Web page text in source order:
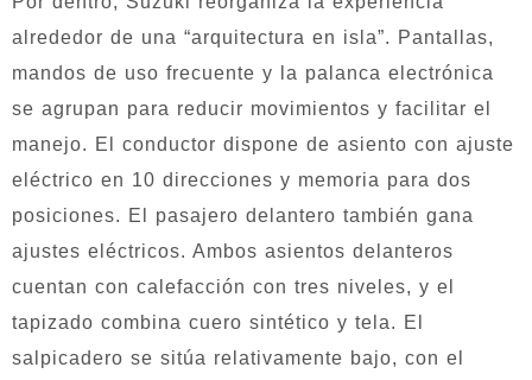
alrededor de una “arquitectura en isla”. Pantallas,
mandos de uso frecuente y la palanca electrónica
se agrupan para reducir movimientos y facilitar el
manejo. El conductor dispone de asiento con ajuste
eléctrico en 10 direcciones y memoria para dos
posiciones. El pasajero delantero también gana
ajustes eléctricos. Ambos asientos delanteros
cuentan con calefacción con tres niveles, y el
tapizado combina cuero sintético y tela. El
salpicadero se sitúa relativamente bajo, con el